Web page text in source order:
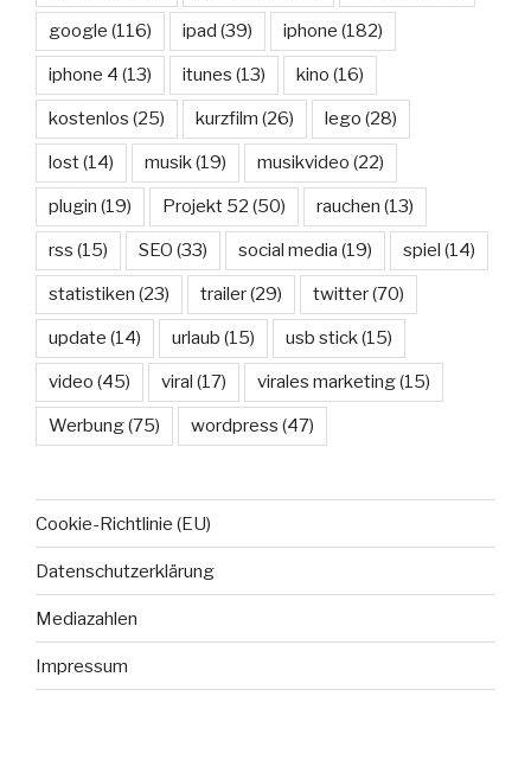
google (116) ipad (39) iphone (182)
iphone 4 (13) itunes (13) kino (16)
kostenlos (25) kurzfilm (26) lego (28)
lost(14) musik(19) musikvideo (22)
plugin (19) Projekt 52 (50) rauchen (13)
rss (15) SEO (33) social media (19) spiel (14)
statistiken (23) trailer(29) twitter(70)
update (14) urlaub (15) usb stick(15)
video (45) viral (17) virales marketing(15)
Werbung(75) wordpress (47)
Cookie-Richtlinie (EU)
Datenschutzerklärung
Mediazahlen
Impressum